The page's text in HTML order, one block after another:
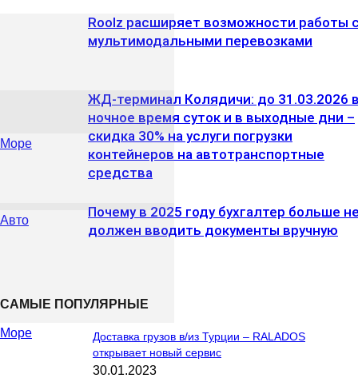
Море
Roolz расширяет возможности работы
мультимодальными перевозками
Авто
ЖД-терминал Колядичи: до 31.03.2026
ночное время суток и в выходные дни –
скидка 30% на услуги погрузки
контейнеров на автотранспортные
средства
Море
Почему в 2025 году бухгалтер больше
должен вводить документы вручную
САМЫЕ ПОПУЛЯРНЫЕ
Доставка грузов в/из Турции – RALADOS
открывает новый сервис
30.01.2023